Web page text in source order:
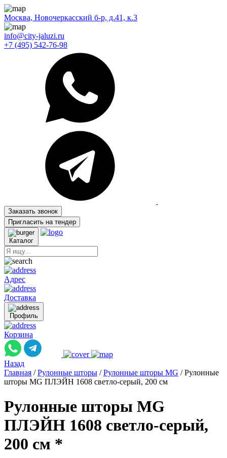
Москва, Новочеркасский б-р, д.41, к.3
info@city-jaluzi.ru
+7 (495) 542-76-98
Заказать звонок
Пригласить на тендер
Каталог
Адрес
Доставка
Профиль
Корзина
Назад
Главная / Рулонные шторы / Рулонные шторы MG / Рулонные
шторы MG ПЛЭЙН 1608 светло-серый, 200 см
Рулонные шторы MG
ПЛЭЙН 1608 светло-серый,
200 см *